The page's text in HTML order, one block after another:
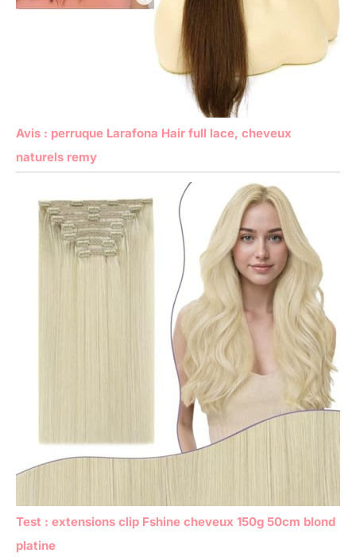
Avis : perruque Larafona Hair full lace, cheveux
naturels remy
Test : extensions clip Fshine cheveux 150g 50cm blond
platine